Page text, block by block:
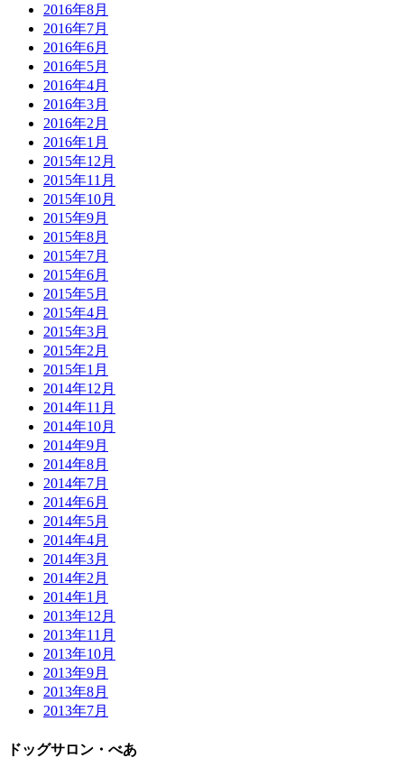
2016年8月
2016年7月
2016年6月
2016年5月
2016年4月
2016年3月
2016年2月
2016年1月
2015年12月
2015年11月
2015年10月
2015年9月
2015年8月
2015年7月
2015年6月
2015年5月
2015年4月
2015年3月
2015年2月
2015年1月
2014年12月
2014年11月
2014年10月
2014年9月
2014年8月
2014年7月
2014年6月
2014年5月
2014年4月
2014年3月
2014年2月
2014年1月
2013年12月
2013年11月
2013年10月
2013年9月
2013年8月
2013年7月
ドッグサロン・べあ